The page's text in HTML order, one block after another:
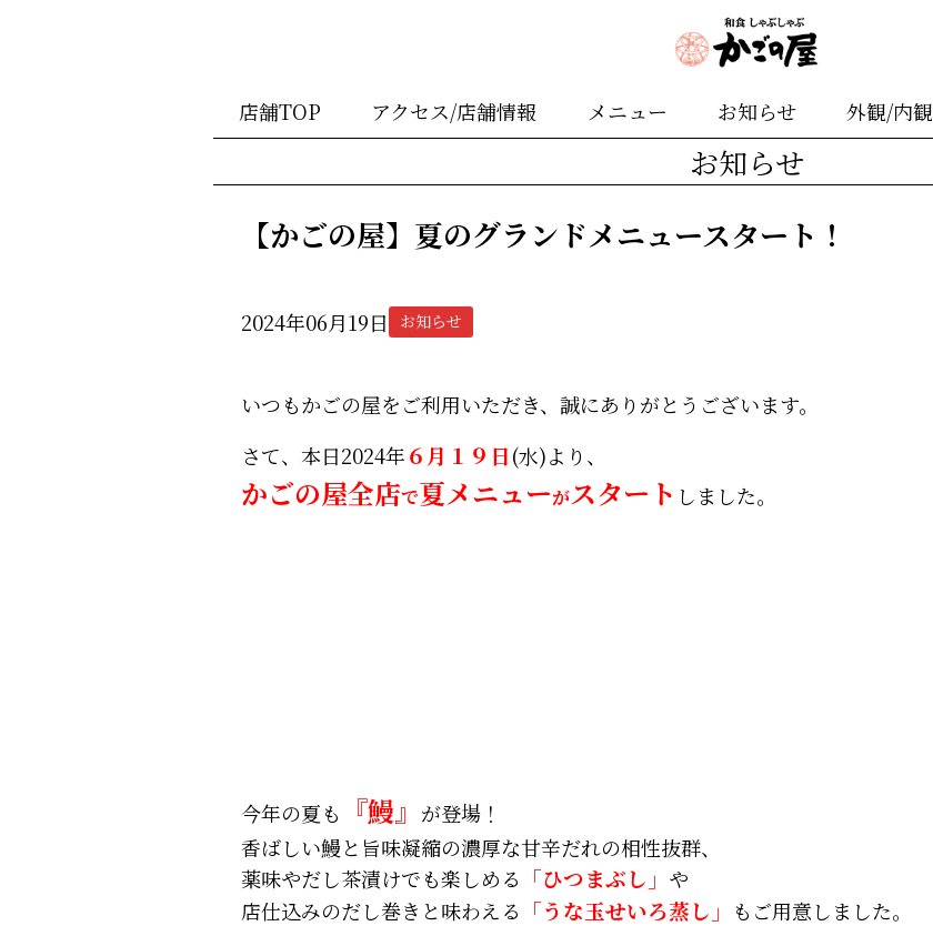
店舗TOP アクセス/店舗情報 メニュー お知らせ 外観/内観
お知らせ
【かごの屋】夏のグランドメニュースタート！
2024年06月19日 お知らせ
いつもかごの屋をご利用いただき、誠にありがとうございます。
さて、本日2024年６月１９日(水)より、
かごの屋全店で夏メニューがスタート しました。
今年の夏も 『鰻』 が登場！
香ばしい鰻と旨味凝縮の濃厚な甘辛だれの相性抜群、
薬味やだし茶漬けでも楽しめる 「ひつまぶし」 や
店仕込みのだし巻きと味わえる 「うな玉せいろ蒸し」
もご用意しました。